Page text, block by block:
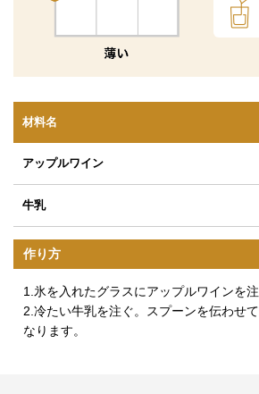
材料名
アップルワイン
牛乳
作り方
1.氷を入れたグラスにアップルワインを注
2.冷たい牛乳を注ぐ。スプーンを伝わせ
なります。